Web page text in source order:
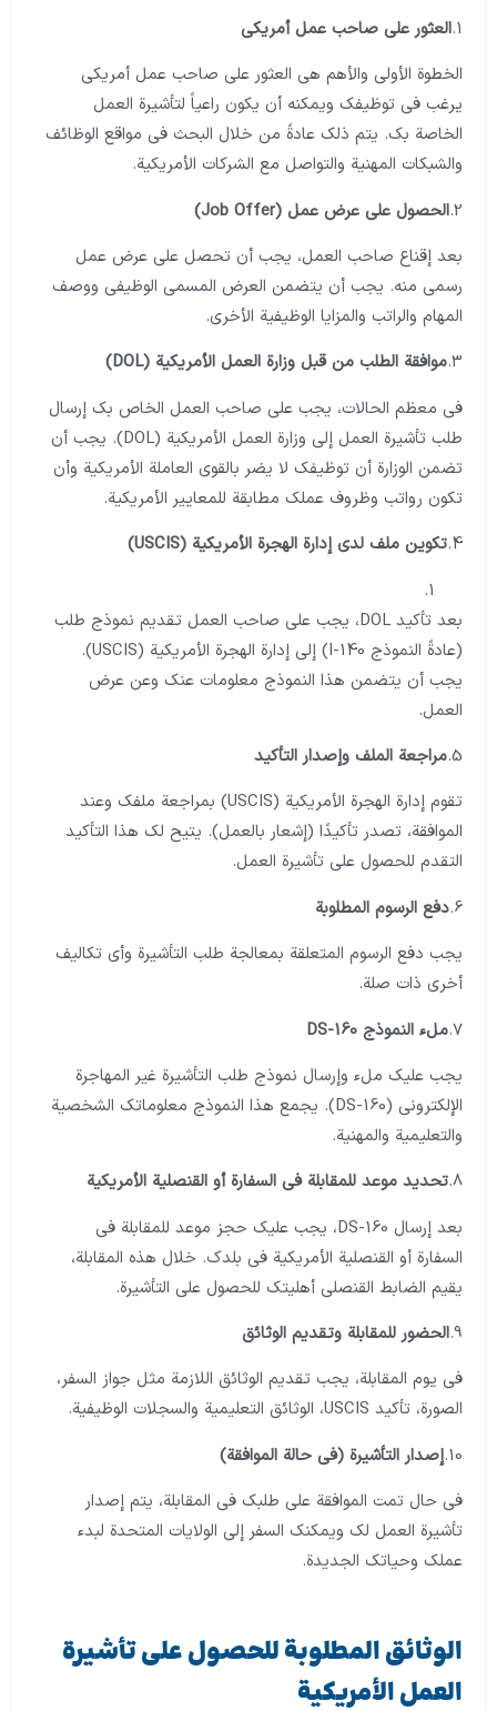
1. العثور على صاحب عمل أمريكي
الخطوة الأولى والأهم هي العثور على صاحب عمل أمريكي
يرغب في توظيفك ويمكنه أن يكون راعياً لتأشيرة العمل
الخاصة بك. يتم ذلك عادةً من خلال البحث في مواقع الوظائف
والشبكات المهنية والتواصل مع الشركات الأمريكية.
2.الحصول على عرض عمل (Job Offer)
بعد إقناع صاحب العمل، يجب أن تحصل على عرض عمل
رسمي منه. يجب أن يتضمن العرض المسمى الوظيفي ووصف
المهام والراتب والمزايا الوظيفية الأخرى.
3.موافقة الطلب من قبل وزارة العمل الأمريكية (DOL)
في معظم الحالات، يجب على صاحب العمل الخاص بك إرسال
طلب تأشيرة العمل إلى وزارة العمل الأمريكية (DOL). يجب أن
تضمن الوزارة أن توظيفك لا يضر بالقوى العاملة الأمريكية وأن
تكون رواتب وظروف عملك مطابقة للمعايير الأمريكية.
4. تكوين ملف لدى إدارة الهجرة الأمريكية (USCIS)
بعد تأكيد DOL، يجب على صاحب العمل تقديم نموذج طلب
(عادةً النموذج I-140) إلى إدارة الهجرة الأمريكية (USCIS).
يجب أن يتضمن هذا النموذج معلومات عنك وعن عرض
العمل.
5.مراجعة الملف وإصدار التأكيد
تقوم إدارة الهجرة الأمريكية (USCIS) بمراجعة ملفك وعند
الموافقة، تصدر تأكيدًا (إشعار بالعمل). يتيح لك هذا التأكيد
التقدم للحصول على تأشيرة العمل.
6. دفع الرسوم المطلوبة
يجب دفع الرسوم المتعلقة بمعالجة طلب التأشيرة وأي تكاليف
أخرى ذات صلة.
7.ملء النموذج DS-160
يجب عليك ملء وإرسال نموذج طلب التأشيرة غير المهاجرة
الإلكتروني (DS-160). يجمع هذا النموذج معلوماتك الشخصية
والتعليمية والمهنية.
8.تحديد موعد للمقابلة في السفارة أو القنصلية الأمريكية
بعد إرسال DS-160، يجب عليك حجز موعد للمقابلة في
السفارة أو القنصلية الأمريكية في بلدك. خلال هذه المقابلة،
يقيم الضابط القنصلي أهليتك للحصول على التأشيرة.
9.الحضور للمقابلة وتقديم الوثائق
في يوم المقابلة، يجب تقديم الوثائق اللازمة مثل جواز السفر،
الصورة، تأكيد USCIS، الوثائق التعليمية والسجلات الوظيفية.
10. إصدار التأشيرة (في حالة الموافقة)
في حال تمت الموافقة على طلبك في المقابلة، يتم إصدار
تأشيرة العمل لك ويمكنك السفر إلى الولايات المتحدة لبدء
عملك وحياتك الجديدة.
الوثائق المطلوبة للحصول على تأشيرة
العمل الأمريكية